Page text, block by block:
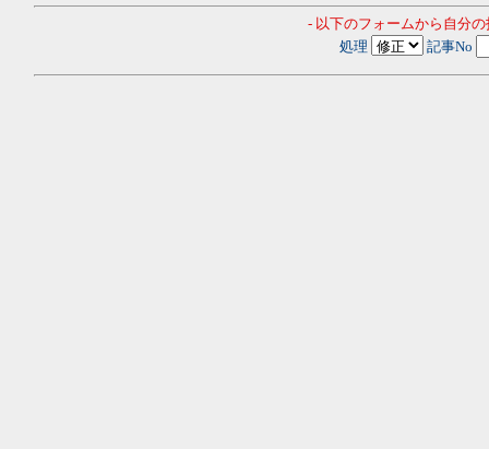
- 以下のフォームから自分
処理
記事No